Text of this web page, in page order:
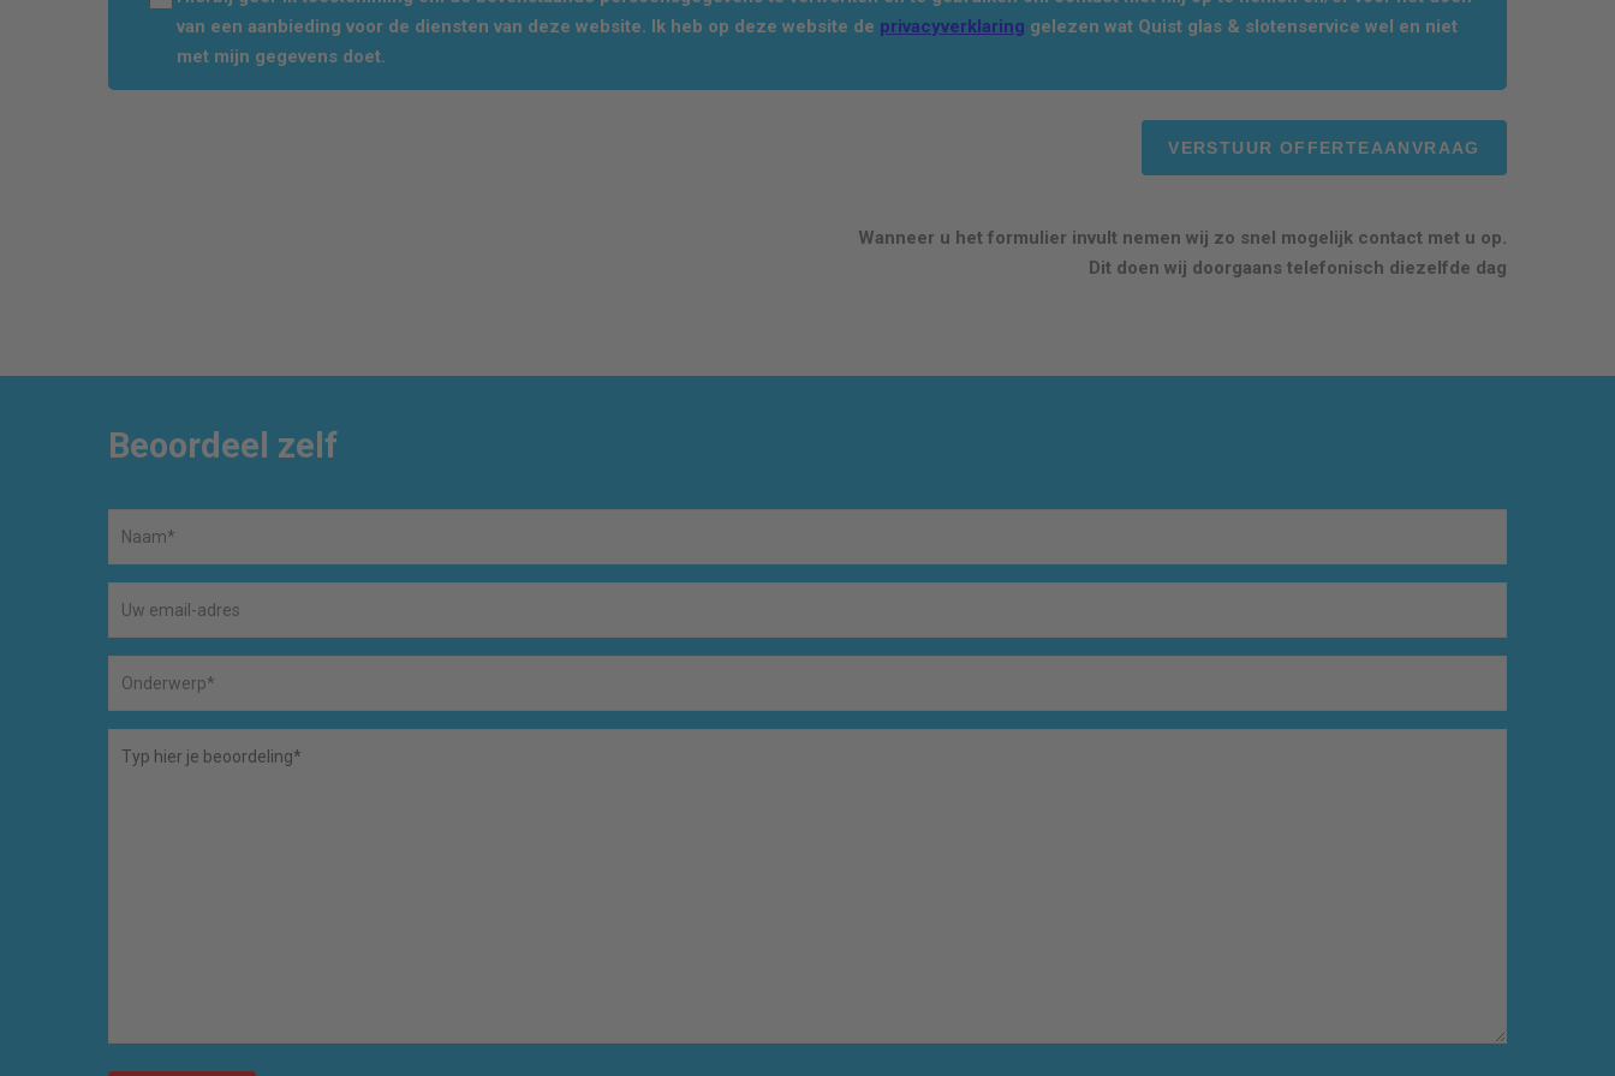
van een aanbieding voor de diensten van deze website. Ik heb op deze website de privacyverklaring gelezen wat Quist glas & slotenservice wel en niet
met mijn gegevens doet.
Wanneer u het formulier invult nemen wij zo snel mogelijk contact met u op.
Dit doen wij doorgaans telefonisch diezelfde dag
Beoordeel zelf